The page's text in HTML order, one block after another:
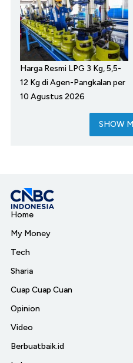
Harga Resmi LPG 3 Kg, 5,5-
12 Kg di Agen-Pangkalan per
10 Agustus 2026
SHOW
Home
My Money
Tech
Sharia
Cuap Cuap Cuan
Opinion
Video
Berbuatbaik.id